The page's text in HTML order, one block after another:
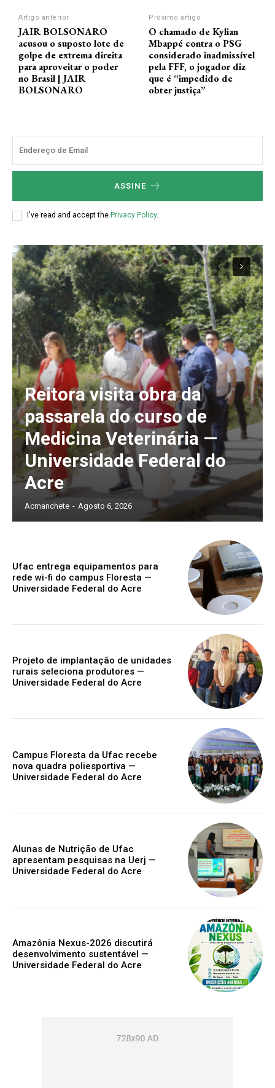
r
d
e
0
2
5
Artigo anterior
JAIR BOLSONARO
acusou o suposto lote de
golpe de extrema direita
para aproveitar o poder
no Brasil | JAIR
BOLSONARO
Próximo artigo
O chamado de Kylian
Mbappé contra o PSG
considerado inadmissível
pela FFF, o jogador diz
que é “impedido de
obter justiça”
ASSINE
I've read and accept the Privacy Policy.
Reitora visita obra da
passarela do curso de
Medicina Veterinária —
Universidade Federal do
Acre
Acmanchete - Agosto 6, 2026
Ufac entrega equipamentos para
rede wi-fi do campus Floresta —
Universidade Federal do Acre
Projeto de implantação de unidades
rurais seleciona produtores —
Universidade Federal do Acre
Campus Floresta da Ufac recebe
nova quadra poliesportiva —
Universidade Federal do Acre
Alunas de Nutrição de Ufac
apresentam pesquisas na Uerj —
Universidade Federal do Acre
Amazônia Nexus-2026 discutirá
desenvolvimento sustentável —
Universidade Federal do Acre